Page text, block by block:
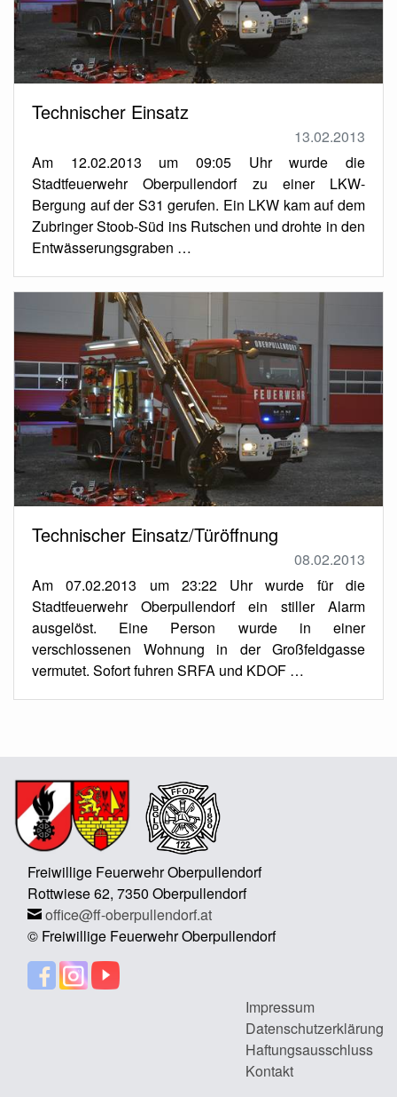
Technischer Einsatz
13.02.2013
Am 12.02.2013 um 09:05 Uhr wurde die
Stadtfeuerwehr Oberpullendorf zu einer LKW-
Bergung auf der S31 gerufen. Ein LKW kam auf dem
Zubringer Stoob-Süd ins Rutschen und drohte in den
Entwässerungsgraben …
Technischer Einsatz/Türöffnung
08.02.2013
Am 07.02.2013 um 23:22 Uhr wurde für die
Stadtfeuerwehr Oberpullendorf ein stiller Alarm
ausgelöst. Eine Person wurde in einer
verschlossenen Wohnung in der Großfeldgasse
vermutet. Sofort fuhren SRFA und KDOF …
Freiwillige Feuerwehr Oberpullendorf
Rottwiese 62, 7350 Oberpullendorf
office@ff-oberpullendorf.at
© Freiwillige Feuerwehr Oberpullendorf
Impressum
Datenschutzerklärung
Haftungsausschluss
Kontakt